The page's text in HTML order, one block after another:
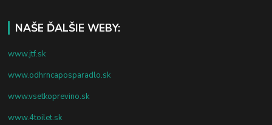
NAŠE ĎALŠIE WEBY:
www.jtf.sk
www.odhrncaposparadlo.sk
www.vsetkoprevino.sk
www.4toilet.sk